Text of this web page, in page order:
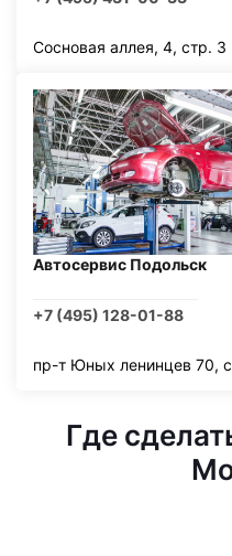
Сосновая аллея, 4, стр. 3
Автосервис Подольск
+7 (495) 128-01-88
пр-т Юных ленинцев 70,
Где